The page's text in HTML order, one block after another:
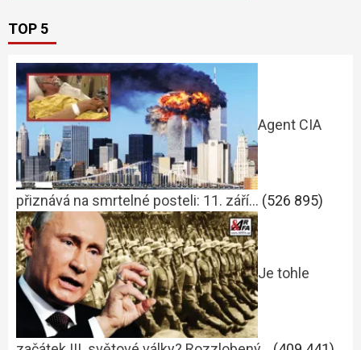
TOP 5
Agent CIA
přiznává na smrtelné posteli: 11. září… (526 895)
Je tohle